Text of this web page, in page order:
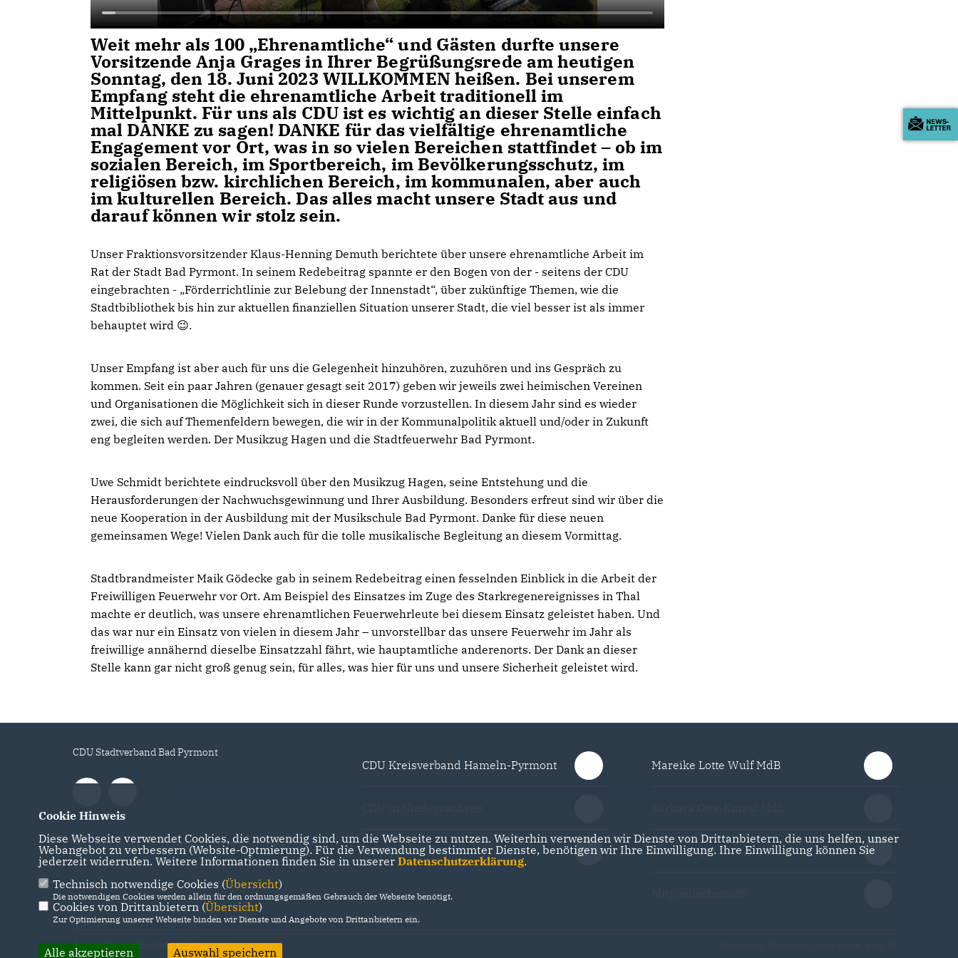
Weit mehr als 100 „Ehrenamtliche“ und Gästen durfte unsere
Vorsitzende Anja Grages in Ihrer Begrüßungsrede am heutigen
Sonntag, den 18. Juni 2023 WILLKOMMEN heißen. Bei unserem
Empfang steht die ehrenamtliche Arbeit traditionell im
Mittelpunkt. Für uns als CDU ist es wichtig an dieser Stelle einfach
mal DANKE zu sagen! DANKE für das vielfältige ehrenamtliche
Engagement vor Ort, was in so vielen Bereichen stattfindet – ob im
sozialen Bereich, im Sportbereich, im Bevölkerungsschutz, im
religiösen bzw. kirchlichen Bereich, im kommunalen, aber auch
im kulturellen Bereich. Das alles macht unsere Stadt aus und
darauf können wir stolz sein.
Unser Fraktionsvorsitzender Klaus-Henning Demuth berichtete über unsere ehrenamtliche Arbeit im
Rat der Stadt Bad Pyrmont. In seinem Redebeitrag spannte er den Bogen von der - seitens der CDU
eingebrachten - „Förderrichtlinie zur Belebung der Innenstadt“, über zukünftige Themen, wie die
Stadtbibliothek bis hin zur aktuellen finanziellen Situation unserer Stadt, die viel besser ist als immer
behauptet wird 😉.
Unser Empfang ist aber auch für uns die Gelegenheit hinzuhören, zuzuhören und ins Gespräch zu
kommen. Seit ein paar Jahren (genauer gesagt seit 2017) geben wir jeweils zwei heimischen Vereinen
und Organisationen die Möglichkeit sich in dieser Runde vorzustellen. In diesem Jahr sind es wieder
zwei, die sich auf Themenfeldern bewegen, die wir in der Kommunalpolitik aktuell und/oder in Zukunft
eng begleiten werden. Der Musikzug Hagen und die Stadtfeuerwehr Bad Pyrmont.
Uwe Schmidt berichtete eindrucksvoll über den Musikzug Hagen, seine Entstehung und die
Herausforderungen der Nachwuchsgewinnung und Ihrer Ausbildung. Besonders erfreut sind wir über die
neue Kooperation in der Ausbildung mit der Musikschule Bad Pyrmont. Danke für diese neuen
gemeinsamen Wege! Vielen Dank auch für die tolle musikalische Begleitung an diesem Vormittag.
Stadtbrandmeister Maik Gödecke gab in seinem Redebeitrag einen fesselnden Einblick in die Arbeit der
Freiwilligen Feuerwehr vor Ort. Am Beispiel des Einsatzes im Zuge des Starkregenereignisses in Thal
machte er deutlich, was unsere ehrenamtlichen Feuerwehrleute bei diesem Einsatz geleistet haben. Und
das war nur ein Einsatz von vielen in diesem Jahr – unvorstellbar das unsere Feuerwehr im Jahr als
freiwillige annähernd dieselbe Einsatzzahl fährt, wie hauptamtliche anderenorts. Der Dank an dieser
Stelle kann gar nicht groß genug sein, für alles, was hier für uns und unsere Sicherheit geleistet wird.
CDU Stadtverband Bad Pyrmont
IMPRESSUM DATENSCHUTZ KONTAKT
CDU Kreisverband Hameln-Pyrmont
CDU Deutschlands
Mareike Lotte Wulf MdB
Anja Grages
@2026 CDU Stadtverband Bad Pyrmont
Cookie Hinweis
Diese Webseite verwendet Cookies, die notwendig sind, um die Webseite zu nutzen. Weiterhin verwenden wir Dienste von Drittanbietern, die uns helfen, unser
Webangebot zu verbessern (Website-Optmierung). Für die Verwendung bestimmter Dienste, benötigen wir Ihre Einwilligung. Ihre Einwilligung können Sie
jederzeit widerrufen. Weitere Informationen finden Sie in unserer Datenschutzerklärung.
Technisch notwendige Cookies (Übersicht)
Die notwendigen Cookies werden allein für den ordnungsgemäßen Gebrauch der Webseite benötigt.
Cookies von Drittanbietern (Übersicht)
Zur Optimierung unserer Webseite binden wir Dienste und Angebote von Drittanbietern ein.
Alle akzeptieren Auswahl speichern